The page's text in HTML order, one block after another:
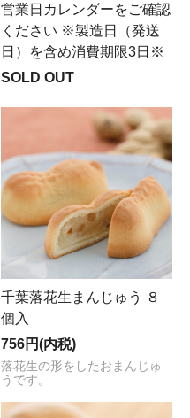
営業日カレンダーをご確認
ください ※製造日（発送
日）を含め消費期限3日※
SOLD OUT
千葉落花生まんじゅう ８
個入
756円(内税)
落花生の形をしたおまんじゅ
うです。